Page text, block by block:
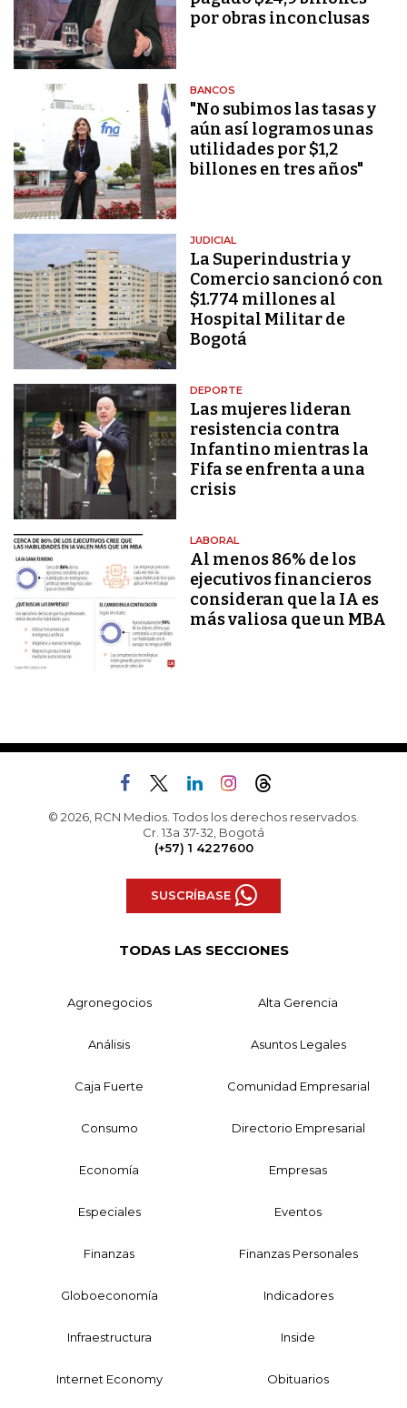
por obras inconclusas
BANCOS
"No subimos las tasas y
aún así logramos unas
utilidades por $1,2
billones en tres años"
JUDICIAL
La Superindustria y
Comercio sancionó con
$1.774 millones al
Hospital Militar de
Bogotá
DEPORTE
Las mujeres lideran
resistencia contra
Infantino mientras la
Fifa se enfrenta a una
crisis
LABORAL
Al menos 86% de los
ejecutivos financieros
consideran que la IA es
más valiosa que un MBA
© 2026, RCN Medios. Todos los derechos reservados.
Cr. 13a 37-32, Bogotá
(+57) 1 4227600
SUSCRÍBASE
TODAS LAS SECCIONES
Agronegocios Alta Gerencia
Análisis Asuntos Legales
Caja Fuerte Comunidad Empresarial
Consumo Directorio Empresarial
Economía Empresas
Especiales Eventos
Finanzas Finanzas Personales
Globoeconomía Indicadores
Infraestructura Inside
Internet Economy Obituarios